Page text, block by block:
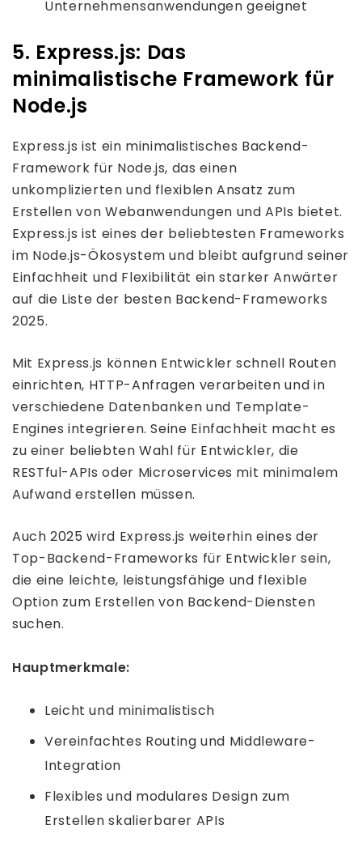
Unternehmensanwendungen geeignet
5. Express.js: Das
minimalistische Framework für
Node.js
Express.js ist ein minimalistisches Backend-
Framework für Node.js, das einen
unkomplizierten und flexiblen Ansatz zum
Erstellen von Webanwendungen und APIs bietet.
Express.js ist eines der beliebtesten Frameworks
im Node.js-Ökosystem und bleibt aufgrund seiner
Einfachheit und Flexibilität ein starker Anwärter
auf die Liste der besten Backend-Frameworks
2025.
Mit Express.js können Entwickler schnell Routen
einrichten, HTTP-Anfragen verarbeiten und in
verschiedene Datenbanken und Template-
Engines integrieren. Seine Einfachheit macht es
zu einer beliebten Wahl für Entwickler, die
RESTful-APIs oder Microservices mit minimalem
Aufwand erstellen müssen.
Auch 2025 wird Express.js weiterhin eines der
Top-Backend-Frameworks für Entwickler sein,
die eine leichte, leistungsfähige und flexible
Option zum Erstellen von Backend-Diensten
suchen.
Hauptmerkmale:
Leicht und minimalistisch
Vereinfachtes Routing und Middleware-
Integration
Flexibles und modulares Design zum
Erstellen skalierbarer APIs